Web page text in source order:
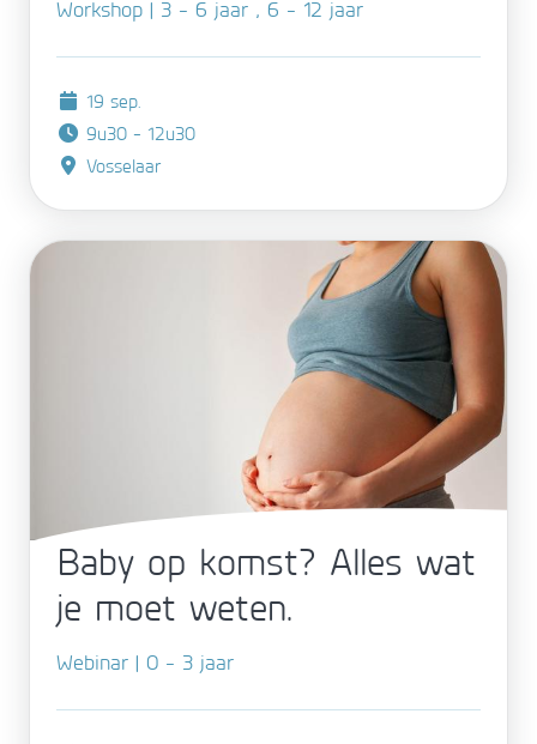
Workshop | 3 - 6 jaar , 6 - 12 jaar
19 sep.
9u30 - 12u30
Vosselaar
Baby op komst? Alles wat
je moet weten.
Webinar | 0 - 3 jaar